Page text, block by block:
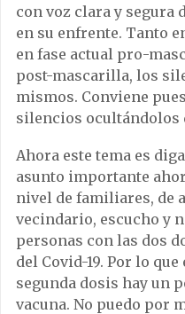
con voz clara y segura
en su enfrente. Tanto
en fase actual pro-
post-mascarilla, los
mismos. Conviene
silencios ocultándolos
Ahora este tema es
asunto importante
nivel de familiares, de
vecindario, escucho y
personas con las dos
del Covid-19. Por lo
segunda dosis hay un
vacuna. No puedo por